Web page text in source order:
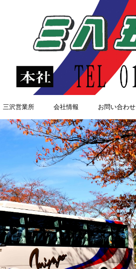
三沢営業所 会社情報 お問い合わせ